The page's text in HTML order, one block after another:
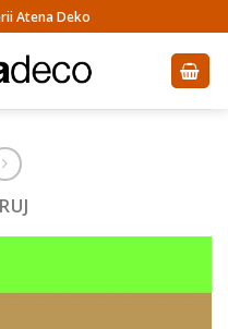
Atena Deko